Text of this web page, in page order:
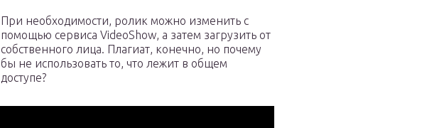
При необходимости, ролик можно изменить с
помощью сервиса VideoShow, а затем загрузить от
собственного лица. Плагиат, конечно, но почему
бы не использовать то, что лежит в общем
доступе?